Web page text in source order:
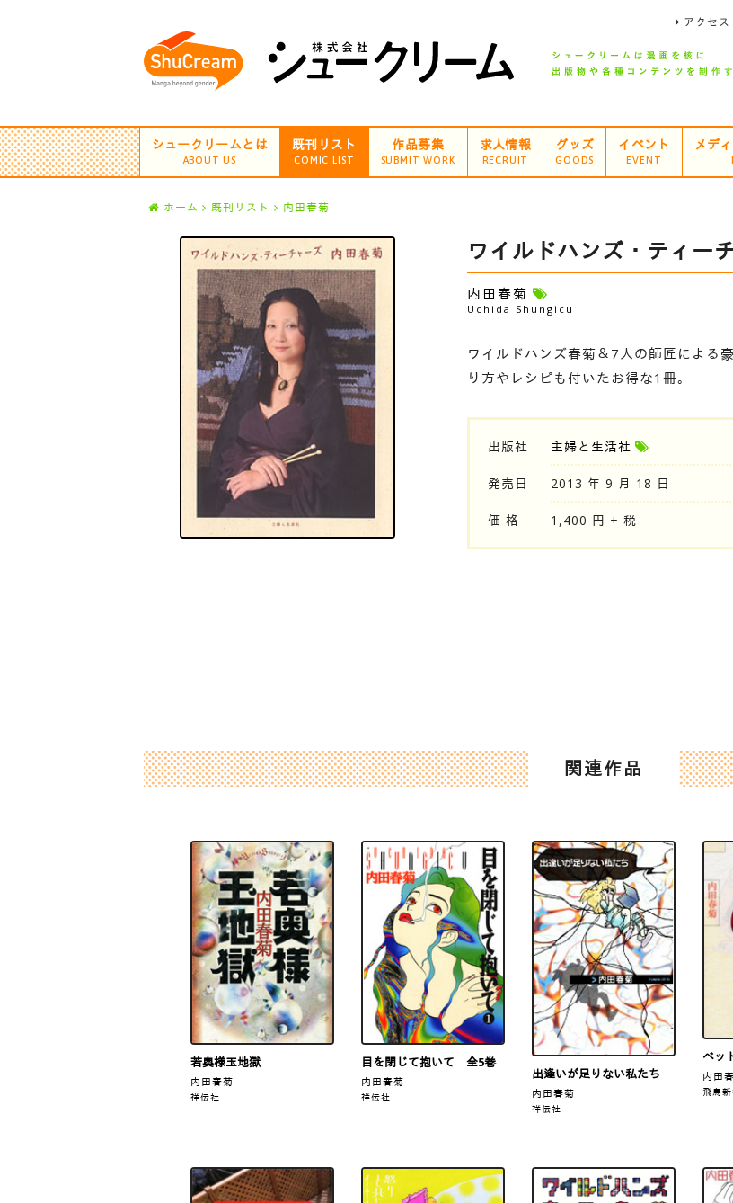
アクセ
シュークリームとは
ABOUT US
既刊リスト
COMIC LIST
作品募集
SUBMIT WORK
求人情報
RECRUIT
グッズ
GOODS
イベント
EVENT
メデ
ホーム 既刊リスト 内田春菊
ワイルドハンズ・ティー
内田春菊
Uchida Shungicu
ワイルドハンズ春菊＆7人の師匠による
り方やレシピも付いたお得な1冊。
出版社 主婦と生活社
発売日 2013 年 9 月 18 日
価 格 1,400 円 + 税
関連作品
若奥様玉地獄
内田春菊
祥伝社
目を閉じて抱いて 全5巻
内田春菊
祥伝社
出逢いが足りない私たち
内田春菊
祥伝社
ベッ
内田
飛鳥